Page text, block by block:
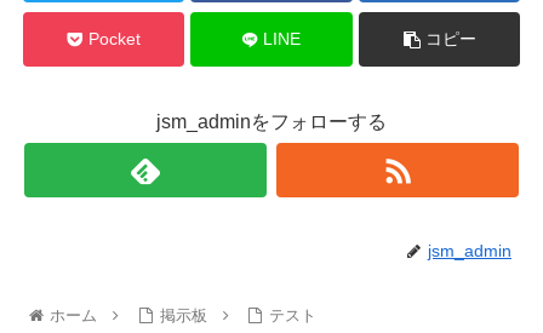
Pocket LINE コピー
jsm_adminをフォローする
jsm_admin
ホーム 掲示板 テスト